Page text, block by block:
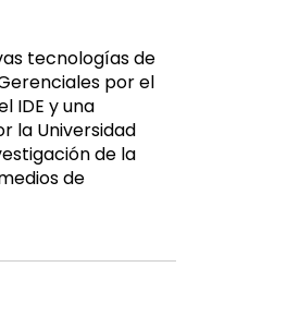
tecnologías de
por el
IDE y una
la Universidad
de la
de